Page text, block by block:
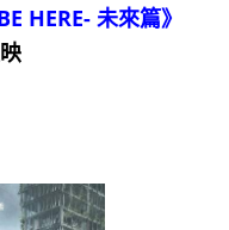
HERE- 未來篇》